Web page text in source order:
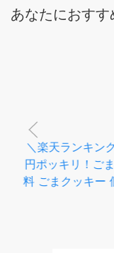
あなたにおすす
＼楽天ランキン
円ポッキリ！ごま
料 ごまクッキー